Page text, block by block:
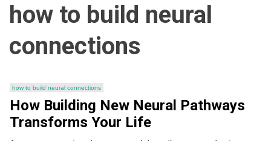
how to build neural
connections
how to build neural connections
How Building New Neural Pathways
Transforms Your Life